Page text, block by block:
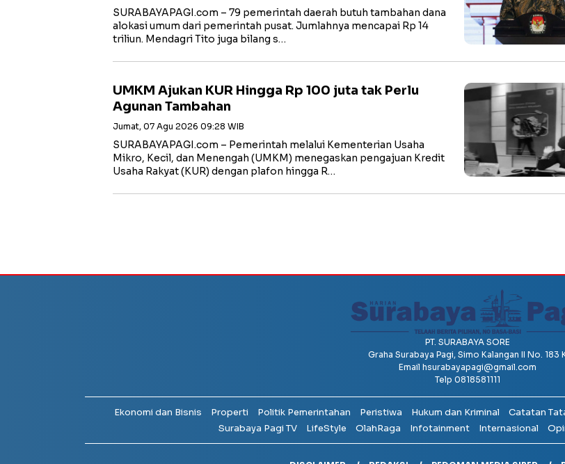
SURABAYAPAGI.com – 79 pemerintah daerah butuh tambahan dana
alokasi umum dari pemerintah pusat. Jumlahnya mencapai Rp 14
triliun. Mendagri Tito juga bilang s…
UMKM Ajukan KUR Hingga Rp 100 juta tak Perlu
Agunan Tambahan
Jumat, 07 Agu 2026 09:28 WIB
SURABAYAPAGI.com – Pemerintah melalui Kementerian Usaha
Mikro, Kecil, dan Menengah (UMKM) menegaskan pengajuan Kredit
Usaha Rakyat (KUR) dengan plafon hingga R…
PT. SURABAYA SORE
Graha Surabaya Pagi, Simo Kalangan II No. 183
Email hsurabayapagi@gmail.com
Telp 0818581111
Ekonomi dan Bisnis Properti Politik Pemerintahan Peristiwa Hukum dan Kriminal Catatan
Surabaya Pagi TV
LifeStyle OlahRaga Infotainment Internasional